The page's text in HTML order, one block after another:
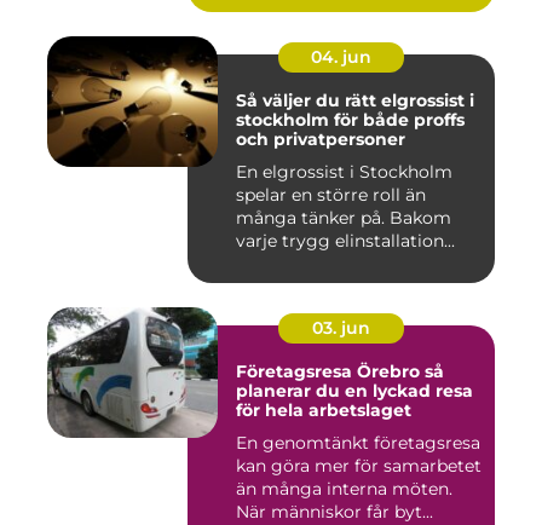
04. jun
Så väljer du rätt elgrossist i
stockholm för både proffs
och privatpersoner
En elgrossist i Stockholm
spelar en större roll än
många tänker på. Bakom
varje trygg elinstallation...
03. jun
Företagsresa Örebro så
planerar du en lyckad resa
för hela arbetslaget
En genomtänkt företagsresa
kan göra mer för samarbetet
än många interna möten.
När människor får byt...